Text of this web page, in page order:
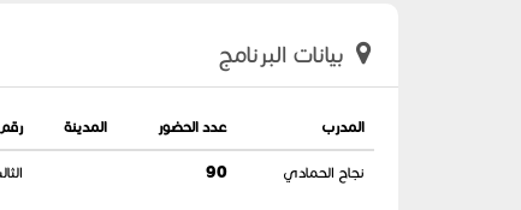
بيانات البرنامج
المدرب عدد الحضور المدينة
نجاح الحمادي 90